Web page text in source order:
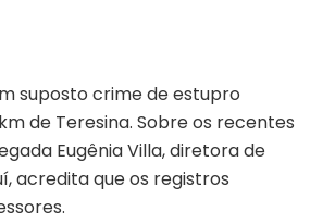
suposto crime de estupro
de Teresina. Sobre os recentes
Eugênia Villa, diretora de
acredita que os registros